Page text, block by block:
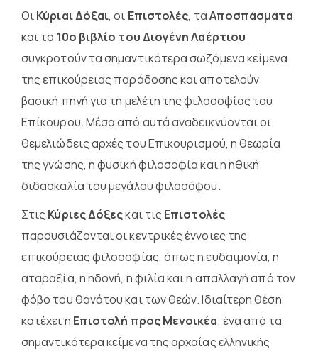
ΟιΚύριαι Δόξαι, οι Επιστολές, ταΑποσπάσματα
και το 10ο βιβλίο του Διογένη Λαέρτιου
συγκροτούν τα σημαντικότερα σωζόμενα κείμενα
της επικούρειας παράδοσης και αποτελούν
βασική πηγή για τη μελέτη της φιλοσοφίας του
Επίκουρου. Μέσα από αυτά αναδεικνύονται οι
θεμελιώδεις αρχές του Επικουρισμού, η θεωρία
της γνώσης, η φυσική φιλοσοφία και η ηθική
διδασκαλία του μεγάλου φιλοσόφου.
Στις Κύριες Δόξεςκαι τις Επιστολές
παρουσιάζονται οι κεντρικές έννοιες της
επικούρειας φιλοσοφίας, όπως η ευδαιμονία, η
αταραξία, η ηδονή, η φιλία και η απαλλαγή από τον
φόβο του θανάτου και των θεών. Ιδιαίτερη θέση
κατέχει η Επιστολή προς Μενοικέα, ένα από τα
σημαντικότερα κείμενα της αρχαίας ελληνικής